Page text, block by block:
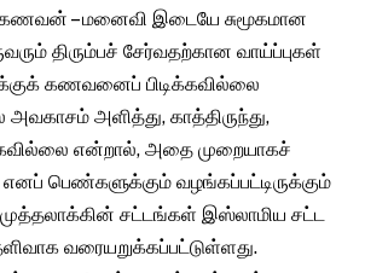
– மனைவி இடையே சுமூகமான
திரும்பச் சேர்வதற்கான வாய்ப்புகள்
கணவனைப் பிடிக்கவில்லை
அவகாசம் அளித்து, காத்திருந்து,
என்றால், அதை முறையாகச்
எனப் பெண்களுக்கும் வழங்கப்பட்டிருக்கும்
முத்தலாக்கின் சட்டங்கள் இஸ்லாமிய சட்ட
வரையறுக்கப்பட்டுள்ளது.